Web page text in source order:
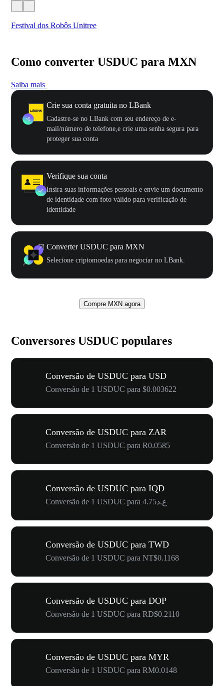
Festival dos Robôs Unitree
Como converter USDUC para MXN
Saiba mais
Crie sua conta gratuita no LBank
Cadastre-se no LBank com seu endereço de e-
mail/número de telefone,e crie uma senha segura para
proteger sua conta
Verifique sua conta
Insira suas informações pessoais e envie um documento
de identidade com foto válido para verificação de
identidade
Converter USDUC para MXN
Selecione criptomoedas para negociar no LBank.
Compre MXN agora
Conversores USDUC populares
Conversão de USDUC para USD
Conversão de 1 USDUC para $0.003622
Conversão de USDUC para ZAR
Conversão de 1 USDUC para R0.0585
Conversão de USDUC para IQD
Conversão de 1 USDUC para ع.د4.75
Conversão de USDUC para TWD
Conversão de 1 USDUC para NT$0.1168
Conversão de USDUC para DOP
Conversão de 1 USDUC para RD$0.2110
Conversão de USDUC para MYR
Conversão de 1 USDUC para RM0.0148